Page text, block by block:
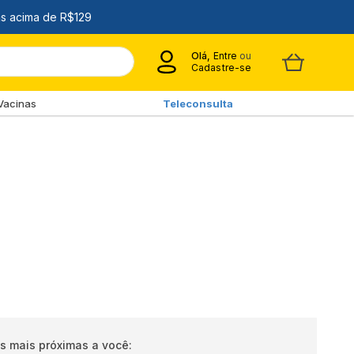
Olá, Entre ou
Cadastre-se
Teleconsulta
mais próximas a você: